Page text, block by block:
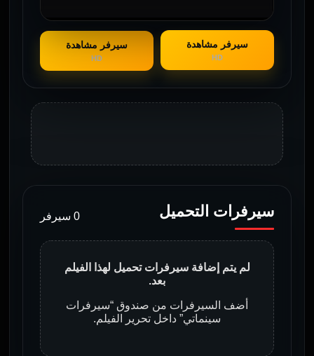
سيرفر مشاهدة
HD
سيرفر مشاهدة
HD
سيرفرات التحميل 0 سيرفر
لم يتم إضافة سيرفرات تحميل لهذا الفيلم
بعد.
أضف السيرفرات من صندوق “سيرفرات
سينماتي” داخل تحرير الفيلم.